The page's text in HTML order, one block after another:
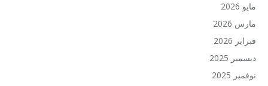
مايو 2026
مارس 2026
فبراير 2026
ديسمبر 2025
نوفمبر 2025